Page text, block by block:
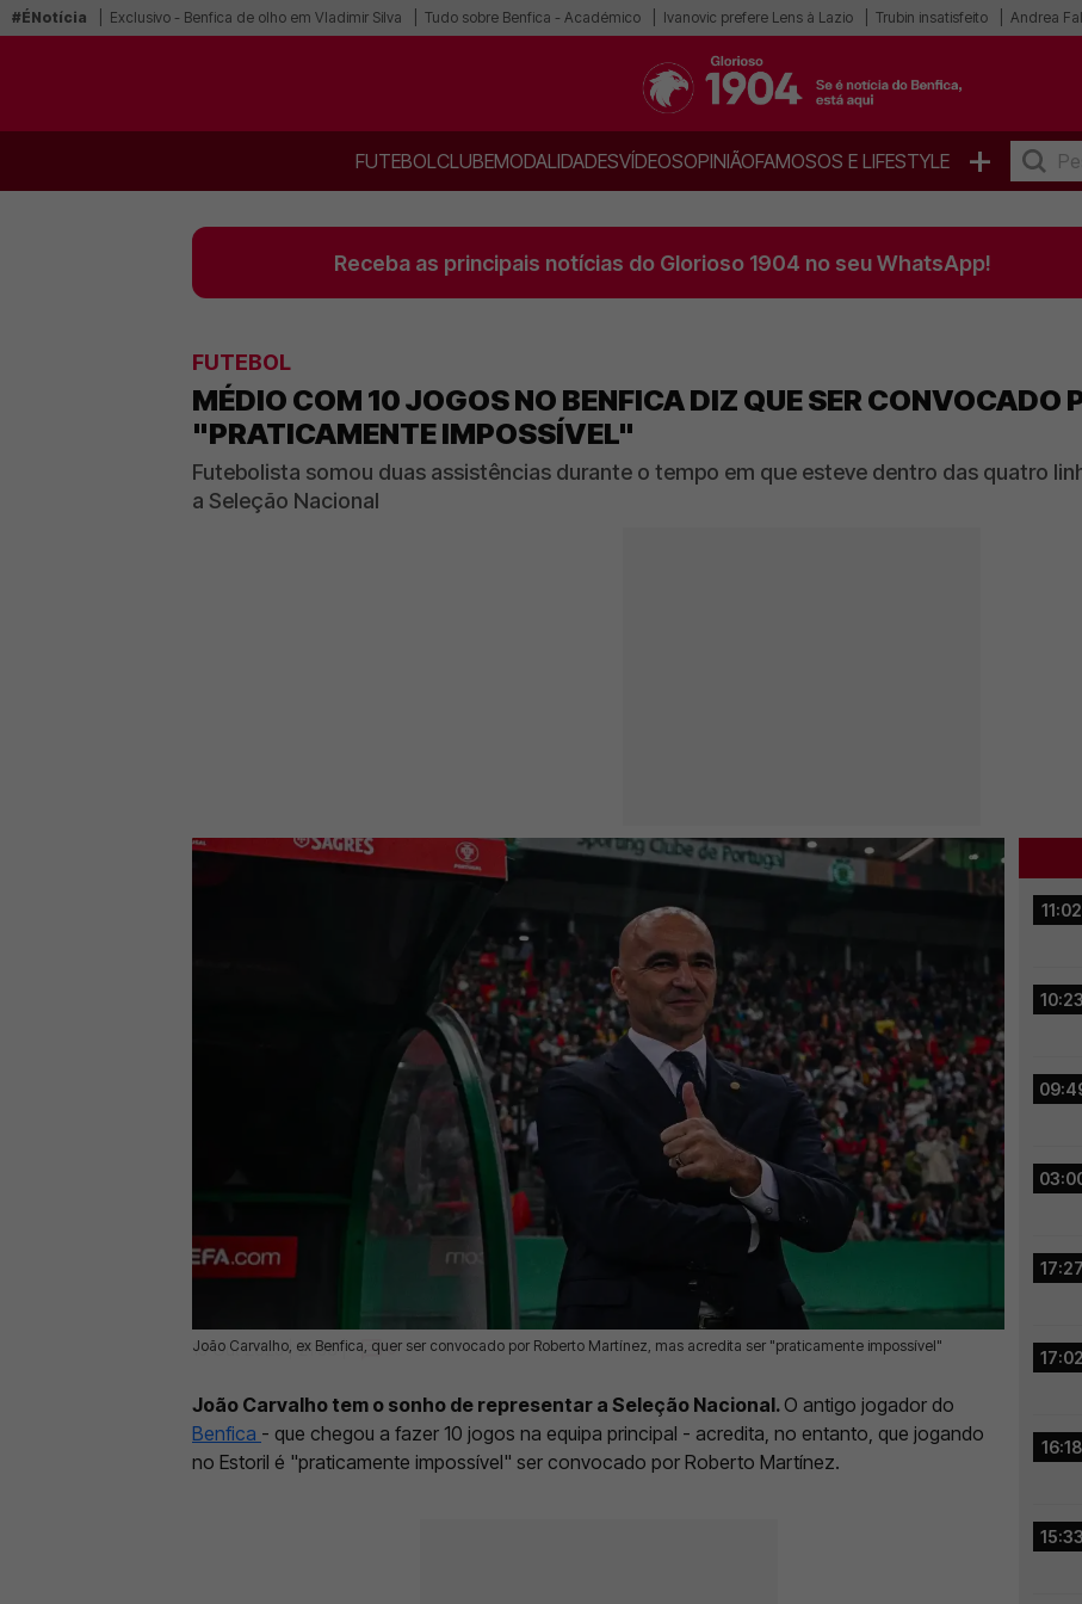
#ÉNotícia Exclusivo - Benfica de olho em Vladimir Silva Tudo sobre Benfica - Académico Ivanovic prefere Lens à Lazio Trubin insatisfeito Andrea
FUTEBOLCLUBEMODALIDADESVÍDEOSOPINIÃOFAMOSOS E LIFESTYLE +
Receba as principais notícias do Glorioso 1904 no seu WhatsApp!
FUTEBOL
MÉDIO COM 10 JOGOS NO BENFICA DIZ QUE SER CONVOCADO
"PRATICAMENTE IMPOSSÍVEL"
Futebolista somou duas assistências durante o tempo em que esteve dentro das quatro
a Seleção Nacional
João Carvalho, ex Benfica, quer ser convocado por Roberto Martínez, mas acredita ser "praticamente impossível"
15 Out 2025 | 21:58 | 0
João Carvalho tem o sonho de representar a Seleção Nacional. O antigo jogador do
Benfica - que chegou a fazer 10 jogos na equipa principal - acredita, no entanto, que jogando
no Estoril é "praticamente impossível" ser convocado por Roberto Martínez.
11:02
10:23
17:27
17:02
16:18
15:33